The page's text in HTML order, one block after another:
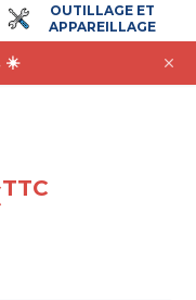
OUTILLAGE ET
APPAREILLAGE
☀️
TTC